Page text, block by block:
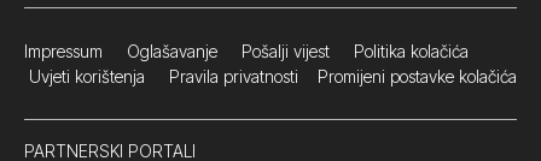
Impressum Oglašavanje Pošalji vijest Politika kolačića
Uvjeti korištenja Pravila privatnosti Promijeni postavke kolačića
PARTNERSKI PORTALI